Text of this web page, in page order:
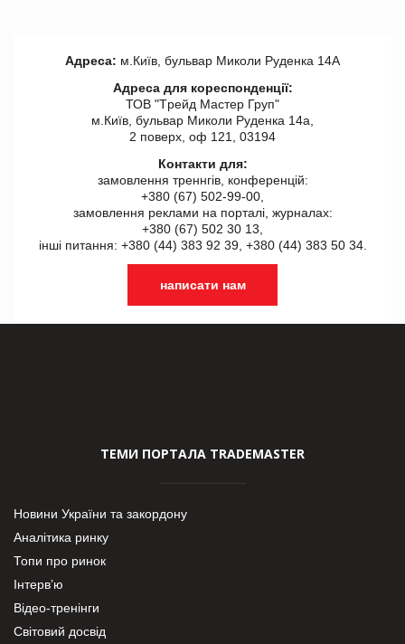
Адреса: м.Київ, бульвар Миколи Руденка 14А
Адреса для кореспонденції:
ТОВ "Tрейд Мастер Груп"
м.Київ, бульвар Миколи Руденка 14а,
2 поверх, оф 121, 03194
Контакти для:
замовлення треннгів, конференцій:
+380 (67) 502-99-00,
замовлення реклами на порталі, журналах:
+380 (67) 502 30 13,
інші питання: +380 (44) 383 92 39, +380 (44) 383 50 34.
написати нам
ТЕМИ ПОРТАЛА TRADEMASTER
Новини України та закордону
Аналітика ринку
Топи про ринок
Інтерв’ю
Відео-тренінги
Світовий досвід